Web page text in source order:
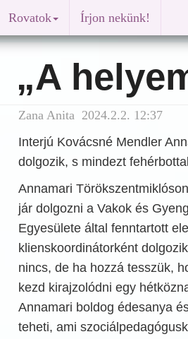
Rovatok Írjon nekünk!
„A
Zana Anita 2024.2.2. 12:37
Interjú Kovácsné Mendler
dolgozik, s mindezt
Annamari
jár dolgozni a Vakok és
Egyesülete által fenntartott
klienskoordinátorként
nincs, de ha hozzá tesszük,
kezd kirajzolódni egy
Annamari boldog édesanya
teheti, ami